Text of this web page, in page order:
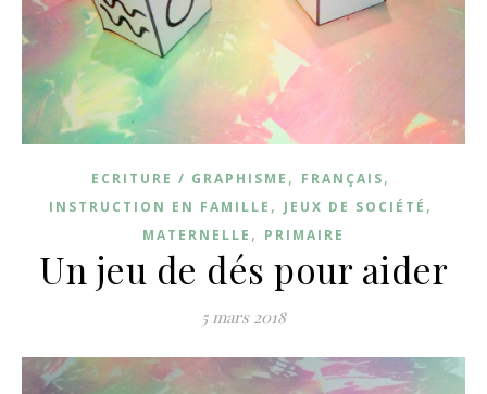
ECRITURE / GRAPHISME , FRANÇAIS,
INSTRUCTION EN FAMILLE , JEUX DE SOCIÉTÉ ,
MATERNELLE , PRIMAIRE
Un jeu de dés pour aider
5 mars 2018